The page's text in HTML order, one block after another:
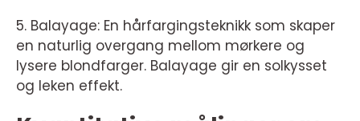
5. Balayage: En hårfargingsteknikk som skaper
en naturlig overgang mellom mørkere og
lysere blondfarger. Balayage gir en solkysset
og leken effekt.